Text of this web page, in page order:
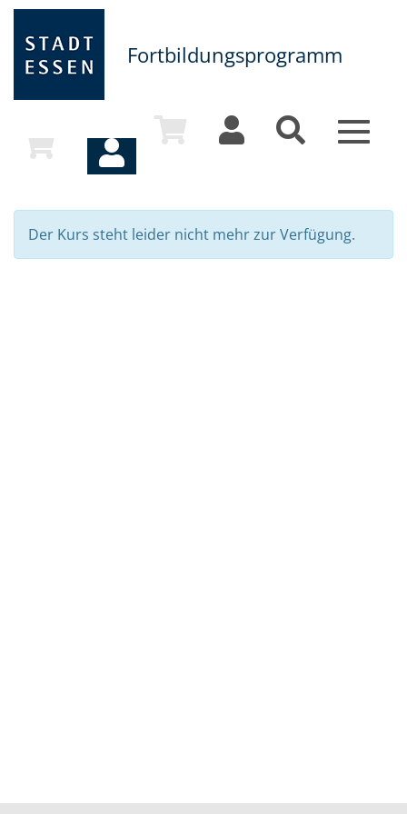
Fortbildungsprogramm
Toggle
Der Kurs steht leider nicht mehr zur Verfügung.